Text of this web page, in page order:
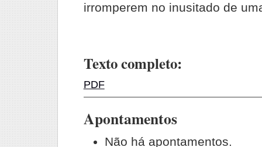
irromperem no inusitado de
Texto completo:
PDF
Apontamentos
Não há apontamentos.